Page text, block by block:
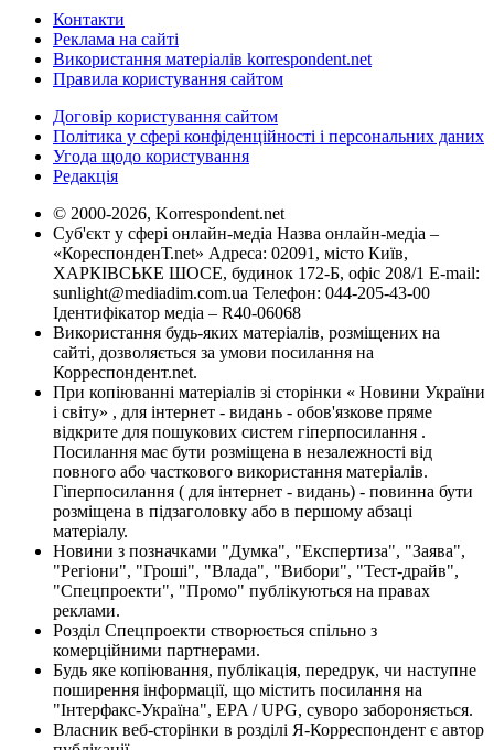
Контакти
Реклама на сайті
Використання матеріалів korrespondent.net
Правила користування сайтом
Договір користування сайтом
Політика у сфері конфіденційності і персональних даних
Угода щодо користування
Редакція
© 2000-2026, Korrespondent.net
Суб'єкт у сфері онлайн-медіа Назва онлайн-медіа –
«КореспонденТ.net» Адреса: 02091, місто Київ,
ХАРКІВСЬКЕ ШОСЕ, будинок 172-Б, офіс 208/1 E-mail:
sunlight@mediadim.com.ua Телефон: 044-205-43-00
Ідентифікатор медіа – R40-06068
Використання будь-яких матеріалів, розміщених на
сайті, дозволяється за умови посилання на
Корреспондент.net.
При копіюванні матеріалів зі сторінки « Новини України
і світу» , для інтернет - видань - обов'язкове пряме
відкрите для пошукових систем гіперпосилання .
Посилання має бути розміщена в незалежності від
повного або часткового використання матеріалів.
Гіперпосилання ( для інтернет - видань) - повинна бути
розміщена в підзаголовку або в першому абзаці
матеріалу.
Новини з позначками "Думка", "Експертиза", "Заява",
"Регіони", "Гроші", "Влада", "Вибори", "Тест-драйв",
"Спецпроекти", "Промо" публікуються на правах
реклами.
Розділ Спецпроекти створюється спільно з
комерційними партнерами.
Будь яке копіювання, публікація, передрук, чи наступне
поширення інформації, що містить посилання на
"Інтерфакс-Україна", EPA / UPG, суворо забороняється.
Власник веб-сторінки в розділі Я-Корреспондент є автор